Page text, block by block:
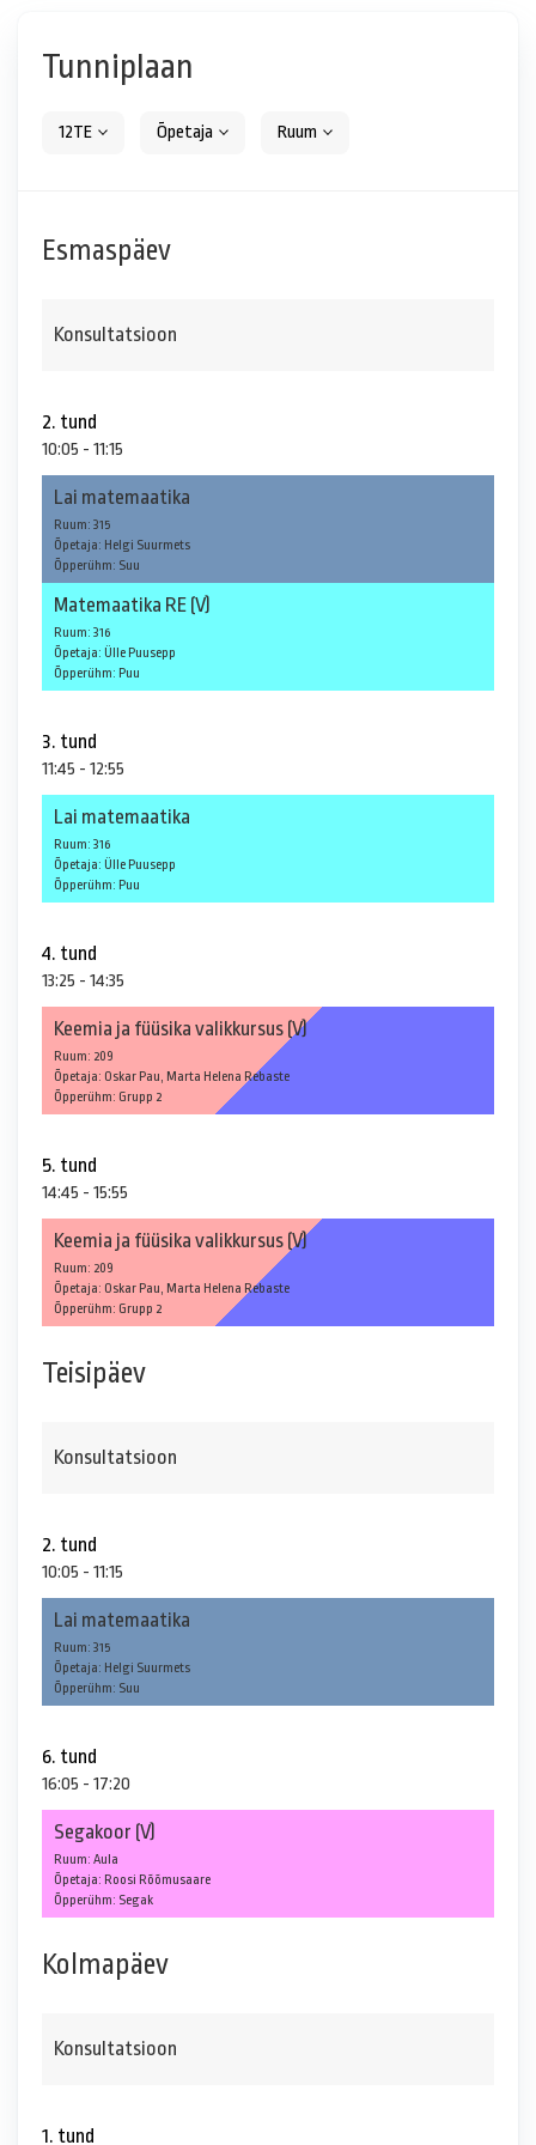
Tunniplaan
12TE Õpetaja Ruum
Esmaspäev
Konsultatsioon
2. tund
10:05 - 11:15
Lai matemaatika
Ruum: 315
Õpetaja: Helgi Suurmets
Õpperühm: Suu
Matemaatika RE (V)
Ruum: 316
Õpetaja: Ülle Puusepp
Õpperühm: Puu
3. tund
11:45 - 12:55
Lai matemaatika
Ruum: 316
Õpetaja: Ülle Puusepp
Õpperühm: Puu
4. tund
13:25 - 14:35
Keemia ja füüsika valikkursus (V)
Ruum: 209
Õpetaja: Oskar Pau, Marta Helena Rebaste
Õpperühm: Grupp 2
5. tund
14:45 - 15:55
Keemia ja füüsika valikkursus (V)
Ruum: 209
Õpetaja: Oskar Pau, Marta Helena Rebaste
Õpperühm: Grupp 2
Teisipäev
Konsultatsioon
2. tund
10:05 - 11:15
Lai matemaatika
Ruum: 315
Õpetaja: Helgi Suurmets
Õpperühm: Suu
6. tund
16:05 - 17:20
Segakoor (V)
Ruum: Aula
Õpetaja: Roosi Rõõmusaare
Õpperühm: Segak
Kolmapäev
Konsultatsioon
1. tund